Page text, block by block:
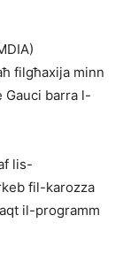
filgħaxija minn
Gauci barra l-
lis-
fil-karozza
il-programm